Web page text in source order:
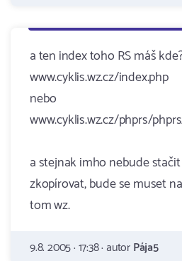
a ten index toho RS máš
www.cyklis.wz.cz/index.php
nebo
www.cyklis.wz.cz/phprs/
a stejnak imho nebude
zkopírovat, bude se muset
tom wz.
9.8. 2005 · 17:38 · autorPája5